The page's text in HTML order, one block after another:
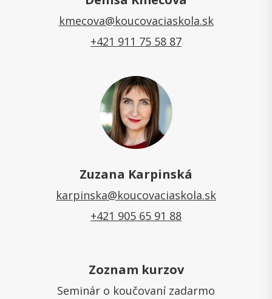
kmecova@koucovaciaskola.sk
+421 911 75 58 87
Zuzana Karpinská
karpinska@koucovaciaskola.sk
+421 905 65 91 88
Zoznam kurzov
Seminár o koučovaní zadarmo